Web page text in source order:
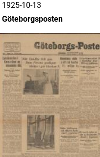
1925-10-13
Göteborgsposten